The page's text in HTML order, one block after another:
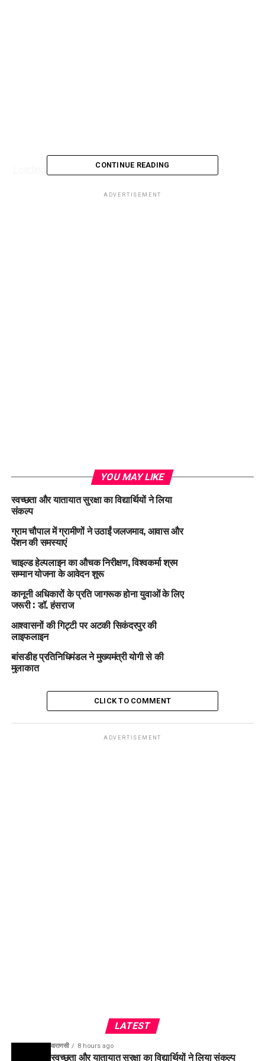
CONTINUE READING
ADVERTISEMENT
YOU MAY LIKE
स्वच्छता और यातायात सुरक्षा का विद्यार्थियों ने लिया
संकल्प
ग्राम चौपाल में ग्रामीणों ने उठाईं जलजमाव, आवास और
पेंशन की समस्याएं
चाइल्ड हेल्पलाइन का औचक निरीक्षण, विश्वकर्मा श्रम
सम्मान योजना के आवेदन शुरू
कानूनी अधिकारों के प्रति जागरूक होना युवाओं के लिए
जरूरी : डॉ. हंसराज
आश्वासनों की गिट्टी पर अटकी सिकंदरपुर की
लाइफलाइन
बांसडीह प्रतिनिधिमंडल ने मुख्यमंत्री योगी से की
मुलाकात
CLICK TO COMMENT
ADVERTISEMENT
LATEST
वाराणसी 8 hours ago
स्वच्छता और यातायात सुरक्षा का विद्यार्थियों ने लिया संकल्प